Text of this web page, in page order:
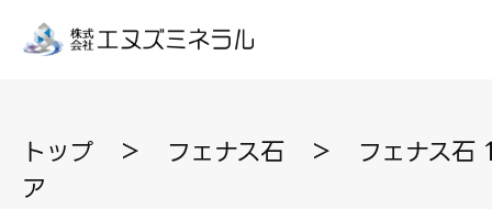
トップ ＞ フェナス石 ＞
フェナス
ア